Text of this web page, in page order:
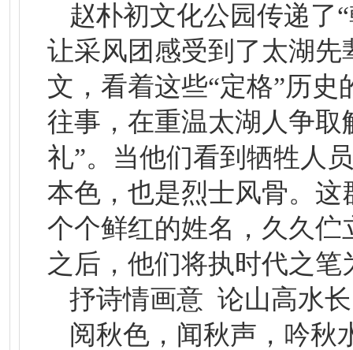
赵朴初文化公园传递了
让采风团感受到了太湖
文，看着这些“定格”历
往事，在重温太湖人争
礼”。当他们看到牺牲人
本色，也是烈士风骨。
个个鲜红的姓名，久久
之后，他们将执时代之笔
抒诗情画意 论山高水长
阅秋色，闻秋声，吟秋